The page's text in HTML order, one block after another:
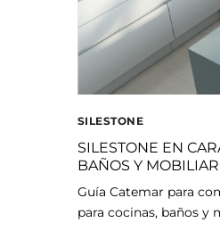
SILESTONE
SILESTONE EN
BAÑOS Y
Guía Catemar para
para cocinas, baños y